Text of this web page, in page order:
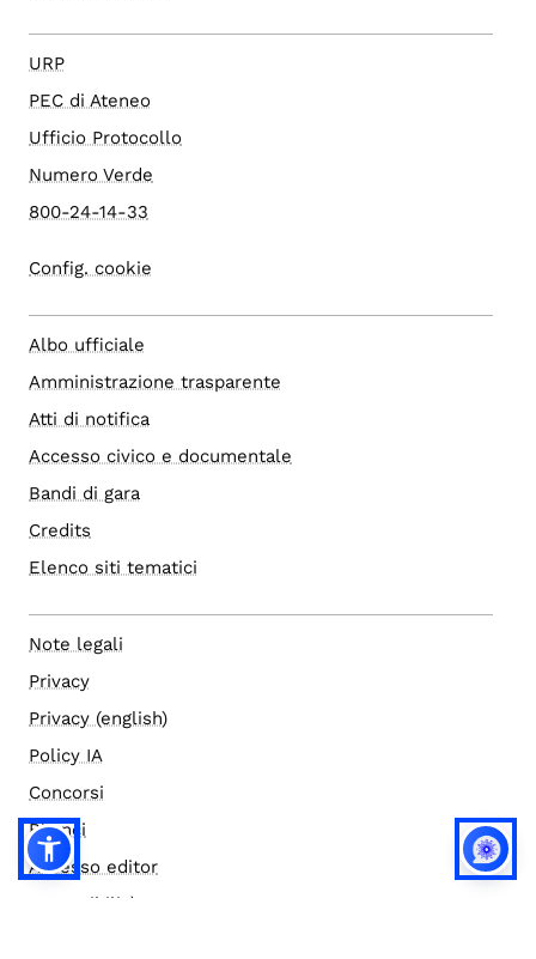
URP
PEC di Ateneo
Ufficio Protocollo
Numero Verde
800-24-14-33
Config. cookie
Albo ufficiale
Amministrazione trasparente
Atti di notifica
Accesso civico e documentale
Bandi di gara
Credits
Elenco siti tematici
Note legali
Privacy
Privacy (english)
Policy IA
Concorsi
Bilanci
Accesso editor
Accessibilità